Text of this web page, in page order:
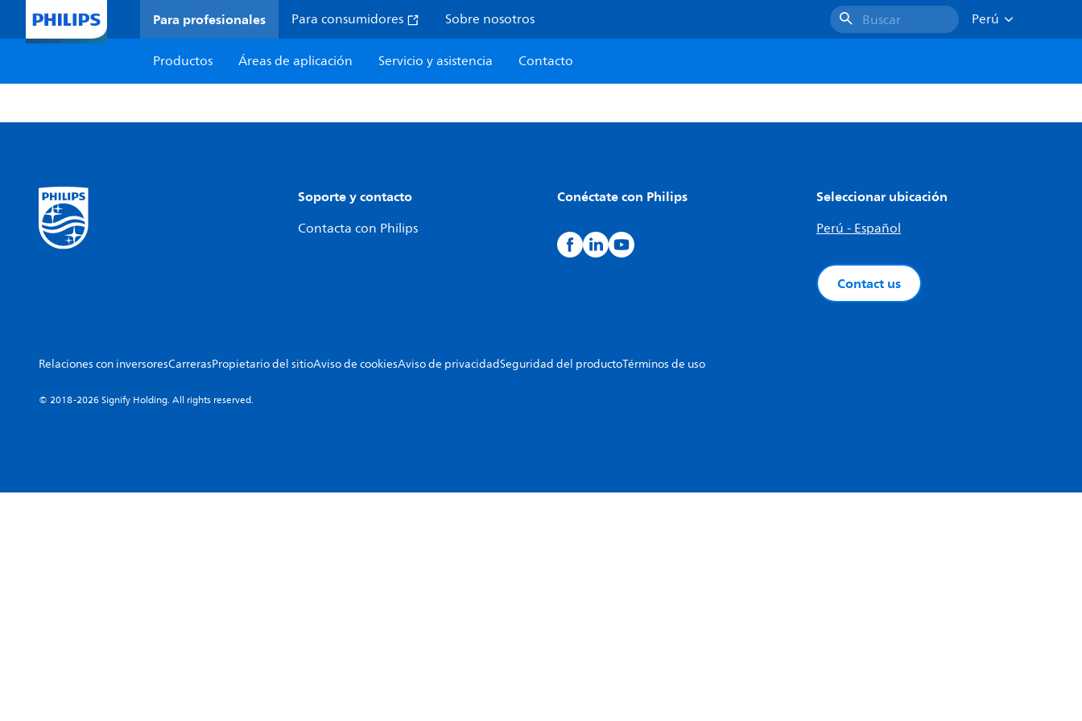
Para profesionales Para consumidores Sobre nosotros Buscar
Perú
Productos
Áreas de aplicación Servicio y asistencia Contacto
Soporte y contacto
Contacta con Philips
Conéctate con Philips Seleccionar ubicación
Perú - Español
Contact us
Relaciones con inversoresCarrerasPropietario del sitioAviso de cookiesAviso de privacidadSeguridad del productoTérminos de uso
© 2018-2026 Signify Holding. All rights reserved.